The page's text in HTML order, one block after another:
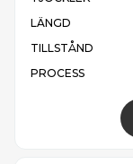
LÄNGD
TILLSTÅND
PROCESS